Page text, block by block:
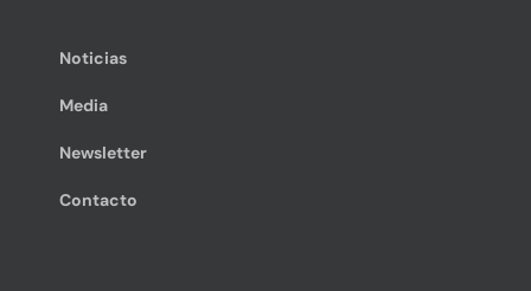
Noticias
Media
Newsletter
Contacto